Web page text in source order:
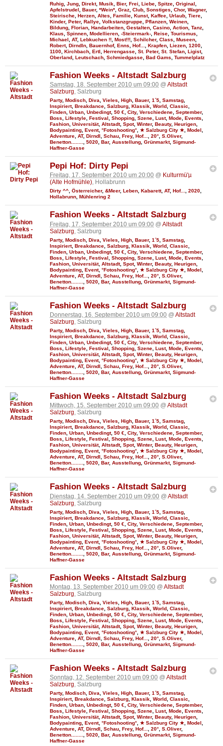
Ruhig Jung Direkt, Musik Bier, Frei Liebe Spitze Original
Apfelstrudel
Bauer, *Wein* Graz Club Sonstiges Chor, Wagner,
Steirische Herzen Altes Familie Kunst, Kaffee Urlaub Tiere
Kinder, Peter, Rallye Volkstanzgruppe Pflanzen Weinen
Bildung Florian Handarbeiten Gestalten Casino Action Tanz
Klaus
Spinnen Modellieren -Steiermark- Reise Tourismus
Michael
AT, Lebkuchen !! Most!!! Schilcher, Class Museen
Robert, Dirndln Bauernhof, Enns Hof... Krapfen Liezen 1200
1100 Kirchbach Ertl Herrengasse St. Peter, St. Stefan Ligist,
Oberland Leutschach Schmiedgasse Bad Gams Tummelplatz
Fashion Weeks - Altstadt Salzburg
Samstag, 18. September 2010 um 09:00 @ Altstadt
Salzburg, Salzburg
Party, Modisch Diva Vieles High Bauer, 1´5 Samstag
Inspiriert, Breakdance Salzburg Klassik World Classic
Finden Urban Unbedingt, 50 € City, Verschiedene September,
Boss
Lifestyle Festival Shopping Szene Lust, Mode Events
Fashion Universität, Altstadt, Spot, Winter, Beauty, Heurigen
Bodypainting Event, °Fotoshooting° ★ Salzburg City ★ Model
Adventure AT, Dirndl Schau Frey, Hof... 20° S.Oliver,
Benetton........
5020 Bar, Ausstellung Grünmarkt, Sigmund-
Haffner-Gasse
Pepi Hof: Dirty Pepi
Freitag, 17. September 2010 um 20:00 @ Kulturmü'µ
(Alte Hofmühle), Hollabrunn
Dirty ^^, Österreicher, &Meer, Leben, Kabarett, AT, Hof..., 2020,
Hollabrunn, Mühlenring 2
Fashion Weeks - Altstadt Salzburg
Freitag, 17. September 2010 um 09:00 @ Altstadt
Salzburg , Salzburg
Party, Modisch Diva Vieles High Bauer, 1´5 Samstag
Inspiriert, Breakdance Salzburg Klassik World Classic
Finden Urban Unbedingt, 50 € City, Verschiedene September,
Boss
Lifestyle Festival Shopping Szene Lust, Mode Events
Fashion Universität, Altstadt, Spot, Winter, Beauty, Heurigen
Bodypainting Event, °Fotoshooting° ★ Salzburg City ★ Model
Adventure AT, Dirndl Schau Frey, Hof... 20° S.Oliver,
Benetton........
5020 Bar, Ausstellung Grünmarkt, Sigmund-
Haffner-Gasse
Fashion Weeks - Altstadt Salzburg
Donnerstag, 16. September 2010 um 09:00 @ Altstadt
Salzburg, Salzburg
Party, Modisch Diva Vieles High Bauer, 1´5 Samstag
Inspiriert, Breakdance Salzburg Klassik World Classic
Finden Urban Unbedingt, 50 € City, Verschiedene September,
Boss
Lifestyle Festival Shopping Szene Lust, Mode Events
Fashion Universität, Altstadt, Spot, Winter, Beauty, Heurigen
Bodypainting Event, °Fotoshooting° ★ Salzburg City ★ Model
Adventure AT, Dirndl Schau Frey, Hof... 20° S.Oliver,
Benetton........
5020 Bar, Ausstellung Grünmarkt, Sigmund-
Haffner-Gasse
Fashion Weeks - Altstadt Salzburg
Mittwoch, 15. September 2010 um 09:00 @ Altstadt
Salzburg, Salzburg
Party, Modisch, Diva, Vieles, High, Bauer, 1´5, Samstag,
Inspiriert, Breakdance, Salzburg, Klassik, World, Classic,
Finden, Urban, Unbedingt, 50 €, City, Verschiedene, September,
Boss, Lifestyle, Festival, Shopping, Szene, Lust, Mode, Events,
Fashion, Universität, Altstadt, Spot, Winter, Beauty, Heurigen,
Bodypainting, Event, °Fotoshooting°, ★ Salzburg City ★, Model,
Adventure, AT, Dirndl, Schau, Frey, Hof..., 20°, S.Oliver,
Benetton........, 5020, Bar, Ausstellung, Grünmarkt, Sigmund-
Haffner-Gasse
Fashion Weeks - Altstadt Salzburg
Dienstag, 14. September 2010 um 09:00 @ Altstadt
Salzburg , Salzburg
Party, Modisch Diva Vieles High Bauer, 1´5 Samstag
Inspiriert, Breakdance Salzburg Klassik World Classic
Finden Urban Unbedingt, 50 € City, Verschiedene September,
Boss
Lifestyle Festival Shopping Szene Lust, Mode Events
Fashion Universität, Altstadt, Spot, Winter, Beauty, Heurigen
Bodypainting Event, °Fotoshooting° ★ Salzburg City ★ Model
Adventure AT, Dirndl Schau Frey, Hof... 20° S.Oliver,
Benetton........
5020 Bar, Ausstellung Grünmarkt, Sigmund-
Haffner-Gasse
Fashion Weeks - Altstadt Salzburg
Montag, 13. September 2010 um 09:00 @ Altstadt
Salzburg, Salzburg
Party, Modisch Diva Vieles High Bauer, 1´5 Samstag
Inspiriert, Breakdance Salzburg Klassik World Classic
Finden Urban Unbedingt, 50 € City, Verschiedene September,
Boss
Lifestyle Festival Shopping Szene Lust, Mode Events
Fashion Universität, Altstadt, Spot, Winter, Beauty, Heurigen
Bodypainting Event, °Fotoshooting° ★ Salzburg City ★ Model
Adventure AT, Dirndl Schau Frey, Hof... 20° S.Oliver,
Benetton........
5020 Bar, Ausstellung Grünmarkt, Sigmund-
Haffner-Gasse
Fashion Weeks - Altstadt Salzburg
Sonntag, 12. September 2010 um 09:00 @ Altstadt
Salzburg, Salzburg
Party, Modisch, Diva, Vieles, High, Bauer, 1´5, Samstag,
Inspiriert, Breakdance, Salzburg, Klassik, World, Classic,
Finden, Urban, Unbedingt, 50 €, City, Verschiedene, September,
Boss, Lifestyle, Festival , Shopping, Szene, Lust, Mode, Events,
Fashion, Universität, Altstadt, Spot, Winter, Beauty, Heurigen,
Bodypainting, Event, °Fotoshooting°, ★ Salzburg City ★, Model ,
Adventure, AT, Dirndl , Schau, Frey, Hof..., 20°, S.Oliver,
Benetton........, 5020, Bar, Ausstellung, Grünmarkt, Sigmund-
Haffner-Gasse